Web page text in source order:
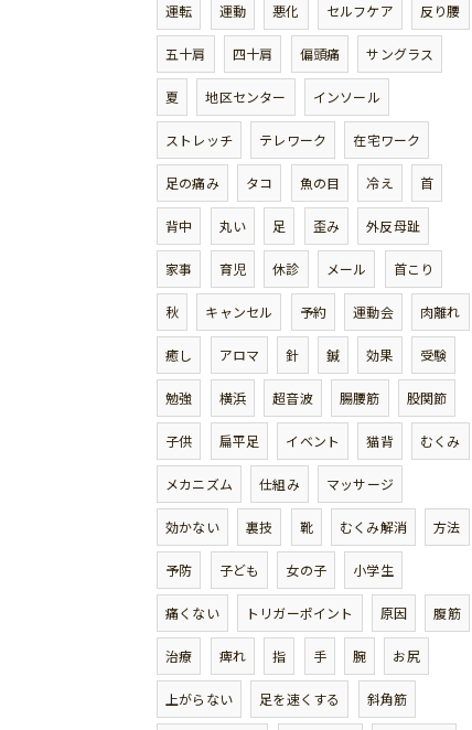
運転 運動 悪化 セルフケア 反り腰
五十肩 四十肩 偏頭痛 サングラス
夏 地区センター インソール
ストレッチ テレワーク 在宅ワーク
足の痛み タコ 魚の目 冷え 首
背中 丸い 足 歪み 外反母趾
家事 育児 休診 メール 首こり
秋 キャンセル 予約 運動会 肉離れ
癒し アロマ 針 鍼 効果 受験
勉強 横浜 超音波 腸腰筋 股関節
子供 扁平足 イベント 猫背 むくみ
メカニズム 仕組み マッサージ
効かない 裏技 靴 むくみ解消 方法
予防 子ども 女の子 小学生
痛くない トリガーポイント 原因 腹筋
治療 痺れ 指 手 腕 お尻
上がらない 足を速くする 斜角筋